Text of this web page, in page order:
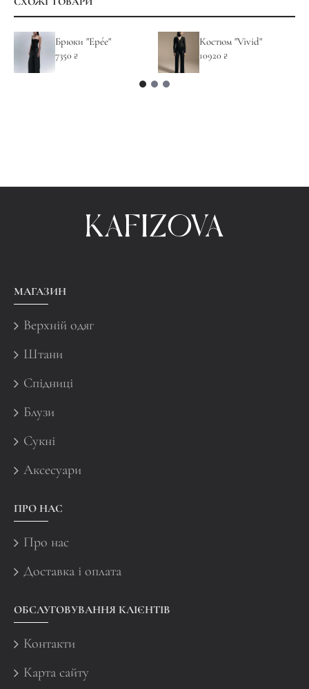
Брюки "Epée"
7350 ₴
Костюм "Vivid"
10920 ₴
МАГАЗИН
Верхній одяг
Штани
Спідниці
Блузи
Сукні
Аксесуари
ПРО НАС
Про нас
Доставка і оплата
ОБСЛУГОВУВАННЯ КЛІЄНТІВ
Контакти
Карта сайту